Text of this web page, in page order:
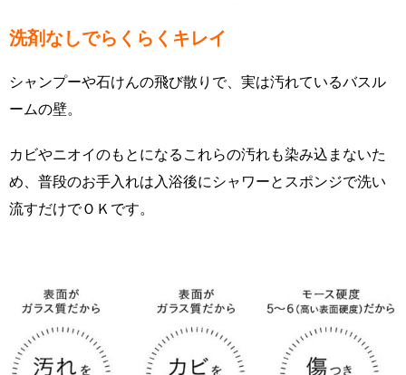
洗剤なしでらくらくキレイ
シャンプーや石けんの飛び散りで、実は汚れているバスル
ームの壁。
カビやニオイのもとになるこれらの汚れも染み込まないた
め、普段のお手入れは入浴後にシャワーとスポンジで洗い
流すだけでＯＫです。